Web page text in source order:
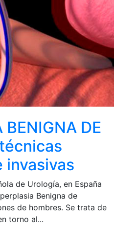
BENIGNA DE
invasivas
de Urología, en España
Benigna de
de hombres. Se trata de
torno al...